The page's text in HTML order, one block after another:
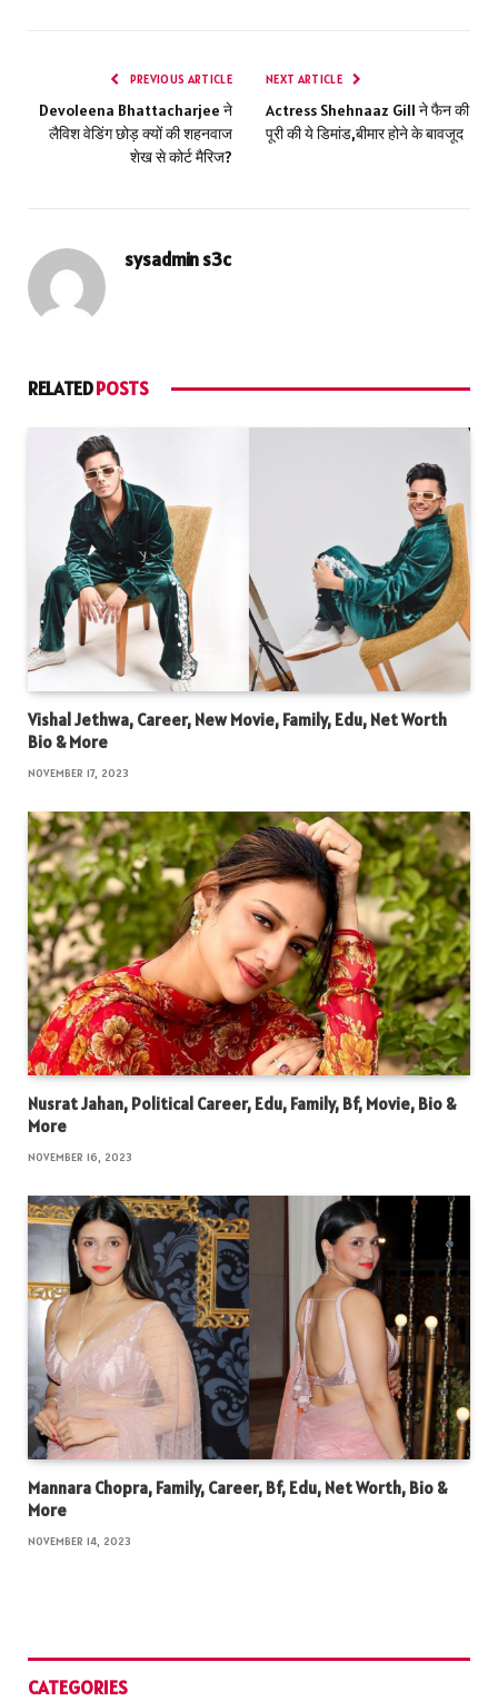
PREVIOUS ARTICLE
Devoleena Bhattacharjee ने
लैविश वेडिंग छोड़ क्यों की शहनवाज
शेख से कोर्ट मैरिज?
NEXT ARTICLE
Actress Shehnaaz Gill ने फैन की
पूरी की ये डिमांड,बीमार होने के बावजूद
sysadmin s3c
RELATEDPOSTS
Vishal Jethwa, Career, New Movie, Family, Edu, Net Worth
Bio & More
NOVEMBER 17, 2023
Nusrat Jahan, Political Career, Edu, Family, Bf, Movie, Bio &
More
NOVEMBER 16, 2023
Mannara Chopra, Family, Career, Bf, Edu, Net Worth, Bio &
More
NOVEMBER 14, 2023
CATEGORIES